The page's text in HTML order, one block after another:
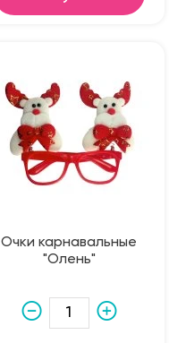
Очки карнавальные
"Олень"